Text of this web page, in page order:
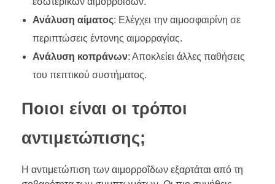
Ανάλυση αίματος: Ελέγχει την αιμοσφαιρίνη σε
περιπτώσεις έντονης αιμορραγίας.
Ανάλυση κοπράνων: Αποκλείει άλλες παθήσεις
του πεπτικού συστήματος.
Ποιοι είναι οι τρόποι
αντιμετώπισης;
Η αντιμετώπιση των αιμορροΐδων εξαρτάται από τη